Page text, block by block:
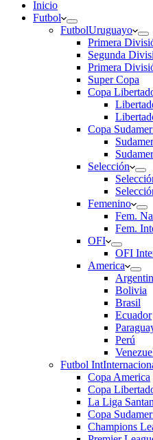
Inicio
Futbol
FutbolUruguayo
Primera
Segunda
Primera
Super Copa
Copa
Copa
Selección
Femenino
Fem.
Fem.
OFI
OFI
America
Bolivia
Brasil
Ecuador
Perú
Futbol Int
Copa America
Copa
La Liga
Copa
Champions